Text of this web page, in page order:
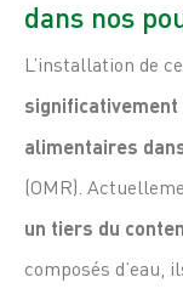
dans nos
L’installation de
alimentaires
(OMR).
un tiers du
composés d’eau,